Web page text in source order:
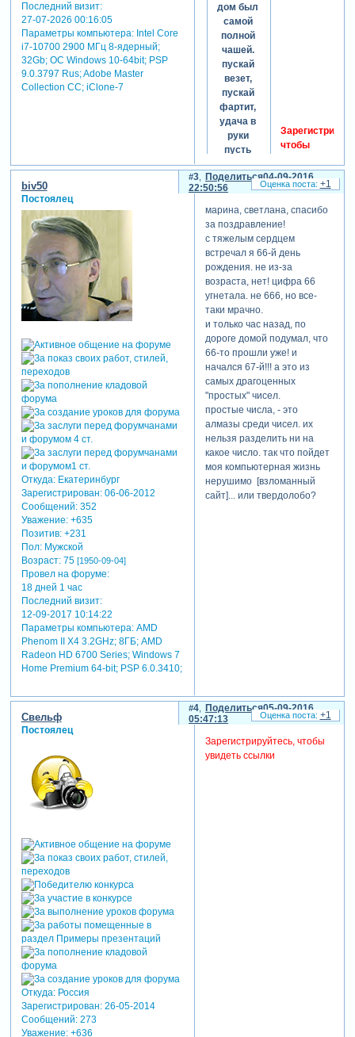
Последний визит:
27-07-2026 00:16:05
Параметры компьютера:Intel Core
i7-10700 2900 МГц 8-ядерный;
32Gb; ОС Windows 10-64bit; PSP
9.0.3797 Rus; Adobe Master
Collection СС; iClone-7
дом был
самой
полной
чашей.
пускай
везет,
пускай
фартит,
удача в
руки
пусть
летит,
здоровье
будет
пусть
сибирским,
зарплата
—
сказочно-
банкирской.
еще
осталось
пожелать,
чтоб в
жизни
было
всё на
«пять».
и
вместо
грусти и
ошибок
пусть
будет
жизнь
чтобы
ссылки
Поделиться
3
04-09-2016
22:50:56
biv50
Постоялец
Откуда:Екатеринбург
Зарегистрирован: 06-06-2012
Сообщений:352
Уважение: +635
Позитив: +231
Пол:Мужской
Возраст:75 [1950-09-04]
Провел на форуме:
18 дней 1 час
Последний визит:
12-09-2017 10:14:22
Параметры компьютера:AMD
Phenom II X4 3.2GHz; 8ГБ; AMD
Radeon HD 6700 Series; Windows 7
Home Premium 64-bit; PSP 6.0.3410;
марина, светлана, спасибо
за поздравление!
с тяжелым сердцем
встречал я 66-й день
рождения. не из-за
возраста, нет! цифра 66
угнетала. не 666, но все-
таки мрачно.
и только час назад, по
дороге домой подумал, что
66-то прошли уже! и
начался 67-й!!! а это из
самых драгоценных
"простых" чисел.
простые числа, - это
алмазы среди чисел. их
нельзя разделить ни на
какое число. так что пойдет
моя компьютерная жизнь
нерушимо [взломанный
сайт]... или твердолобо?
+1
Поделиться
4
05-09-2016
05:47:13
Свельф
Постоялец
Откуда:Россия
Зарегистрирован: 26-05-2014
Сообщений:273
Уважение: +636
Зарегистрируйтесь, чтобы
увидеть ссылки
+1